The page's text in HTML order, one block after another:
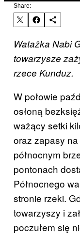
Share:
Watażka Nabi
towarzysze
rzece Kunduz.
W połowie
osłoną
ważący setki
oraz zapasy
północnym
pontonach
Północnego
stronie rzeki.
towarzyszy i
poczułem się